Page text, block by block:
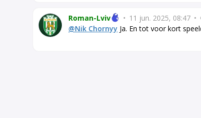
Roman-Lviv • 11 jun. 2025, 08:47 •
@Nik Chornyy Ja. En tot voor kort